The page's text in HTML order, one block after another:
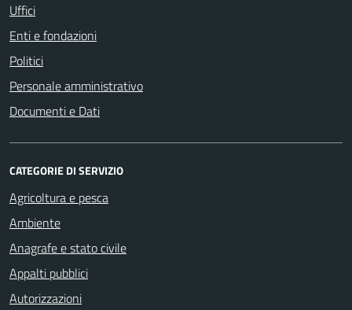
Uffici
Enti e fondazioni
Politici
Personale amministrativo
Documenti e Dati
CATEGORIE DI SERVIZIO
Agricoltura e pesca
Ambiente
Anagrafe e stato civile
Appalti pubblici
Autorizzazioni